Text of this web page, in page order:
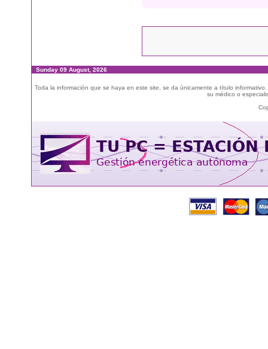
Sunday 09 August, 2026
Toda la información que se haya en este site, se da únicamente a título
su médico o